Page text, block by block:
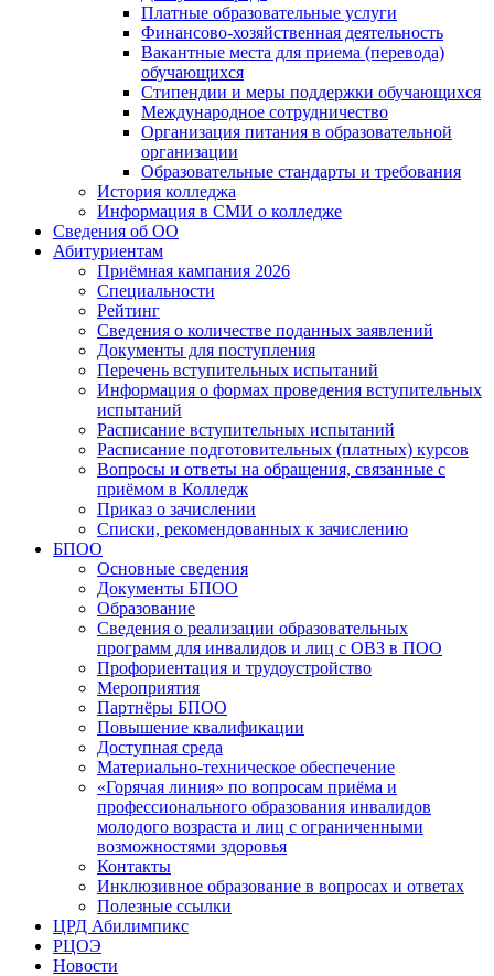
Платные образовательные услуги
Финансово-хозяйственная деятельность
Вакантные места для приема (перевода)
обучающихся
Стипендии и меры поддержки обучающихся
Международное сотрудничество
Организация питания в образовательной
организации
Образовательные стандарты и требования
История колледжа
Информация в СМИ о колледже
Сведения об ОО
Абитуриентам
Приёмная кампания 2026
Специальности
Рейтинг
Сведения о количестве поданных заявлений
Документы для поступления
Перечень вступительных испытаний
Информация о формах проведения вступительных
испытаний
Расписание вступительных испытаний
Расписание подготовительных (платных) курсов
Вопросы и ответы на обращения, связанные с
приёмом в Колледж
Приказ о зачислении
Списки, рекомендованных к зачислению
БПОО
Основные сведения
Документы БПОО
Образование
Сведения о реализации образовательных
программ для инвалидов и лиц с ОВЗ в ПОО
Профориентация и трудоустройство
Мероприятия
Партнёры БПОО
Повышение квалификации
Доступная среда
Материально-техническое обеспечение
«Горячая линия» по вопросам приёма и
профессионального образования инвалидов
молодого возраста и лиц с ограниченными
возможностями здоровья
Контакты
Инклюзивное образование в вопросах и ответах
Полезные ссылки
ЦРД Абилимпикс
РЦОЭ
Новости